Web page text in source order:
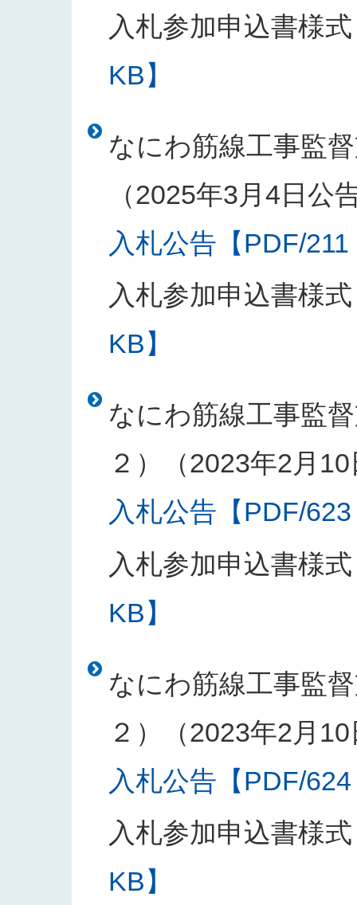
入札参加申込書様式
KB】
なにわ筋線工事監
（2025年3月4日公
入札公告【PDF/
入札参加申込書様式
KB】
なにわ筋線工事監
２）（2023年2月
入札公告【PDF/
入札参加申込書様式
KB】
なにわ筋線工事監
２）（2023年2月
入札公告【PDF/
入札参加申込書様式
KB】